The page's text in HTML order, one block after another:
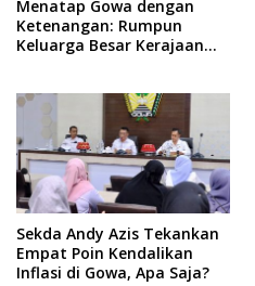
Menatap Gowa dengan
Ketenangan: Rumpun
Keluarga Besar Kerajaan
Jalur Musyawarah,
Ingatkan Soal Adat dan
Adab
Sekda Andy Azis Tekankan
Empat Poin Kendalikan
Inflasi di Gowa, Apa Saja?